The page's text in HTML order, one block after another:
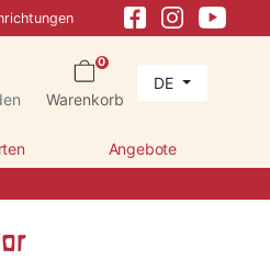
0
Warenkorb
DE
Angebote